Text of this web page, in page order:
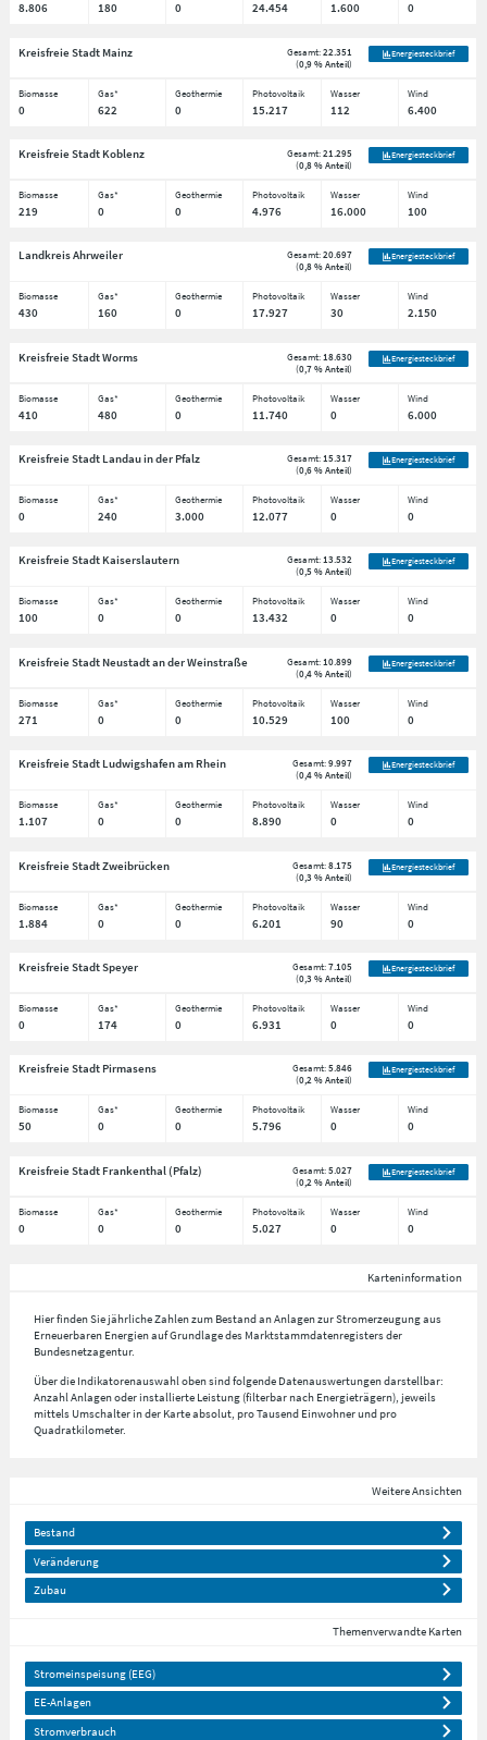
8.806 180 0 24.454 1.600 0
Kreisfreie Stadt Mainz Gesamt:22.351
(0,9 % Anteil)
Energiesteckbrief
Biomasse Gas* Geothermie Photovoltaik Wasser Wind
0 622 0 15.217 112 6.400
Kreisfreie Stadt Koblenz Gesamt:21.295
(0,8 % Anteil)
Energiesteckbrief
Biomasse Gas* Geothermie Photovoltaik Wasser Wind
219 0 0 4.976 16.000 100
Landkreis Ahrweiler Gesamt:20.697
(0,8 % Anteil)
Energiesteckbrief
Biomasse Gas* Geothermie Photovoltaik Wasser Wind
430 160 0 17.927 30 2.150
Kreisfreie Stadt Worms Gesamt: 18.630
(0,7 % Anteil)
Energiesteckbrief
Biomasse Gas* Geothermie Photovoltaik Wasser Wind
410 480 0 11.740 0 6.000
Kreisfreie Stadt Landau in der Pfalz Gesamt: 15.317
(0,6 % Anteil)
Energiesteckbrief
Biomasse Gas* Geothermie Photovoltaik Wasser Wind
0 240 3.000 12.077 0 0
Kreisfreie Stadt Kaiserslautern Gesamt:13.532
(0,5 % Anteil)
Energiesteckbrief
Biomasse Gas* Geothermie Photovoltaik Wasser Wind
100 0 0 13.432 0 0
Kreisfreie Stadt Neustadt an der Weinstraße Gesamt: 10.899
(0,4 % Anteil)
Energiesteckbrief
Biomasse Gas* Geothermie Photovoltaik Wasser Wind
271 0 0 10.529 100 0
Kreisfreie Stadt Ludwigshafen am Rhein Gesamt:9.997
(0,4 % Anteil)
Energiesteckbrief
Biomasse Gas* Geothermie Photovoltaik Wasser Wind
1.107 0 0 8.890 0 0
Kreisfreie Stadt Zweibrücken Gesamt:8.175
(0,3 % Anteil)
Energiesteckbrief
Biomasse Gas* Geothermie Photovoltaik Wasser Wind
1.884 0 0 6.201 90 0
Kreisfreie Stadt Speyer Gesamt:7.105
(0,3 % Anteil)
Energiesteckbrief
Biomasse Gas* Geothermie Photovoltaik Wasser Wind
0 174 0 6.931 0 0
Kreisfreie Stadt Pirmasens Gesamt:5.846
(0,2 % Anteil)
Energiesteckbrief
Biomasse Gas* Geothermie Photovoltaik Wasser Wind
50 0 0 5.796 0 0
Kreisfreie Stadt Frankenthal (Pfalz) Gesamt:5.027
(0,2 % Anteil)
Energiesteckbrief
Biomasse Gas* Geothermie Photovoltaik Wasser Wind
0 0 0 5.027 0 0
Karteninformation
Hier finden Sie jährliche Zahlen zum Bestand an Anlagen zur Stromerzeugung aus
Erneuerbaren Energien auf Grundlage des Marktstammdatenregisters der
Bundesnetzagentur.
Über die Indikatorenauswahl oben sind folgende Datenauswertungen darstellbar:
Anzahl Anlagen oder installierte Leistung (filterbar nach Energieträgern), jeweils
mittels Umschalter in der Karte absolut, pro Tausend Einwohner und pro
Quadratkilometer.
Weitere Ansichten
Bestand
Veränderung
Zubau
Themenverwandte Karten
Stromeinspeisung (EEG)
EE-Anlagen
Stromverbrauch